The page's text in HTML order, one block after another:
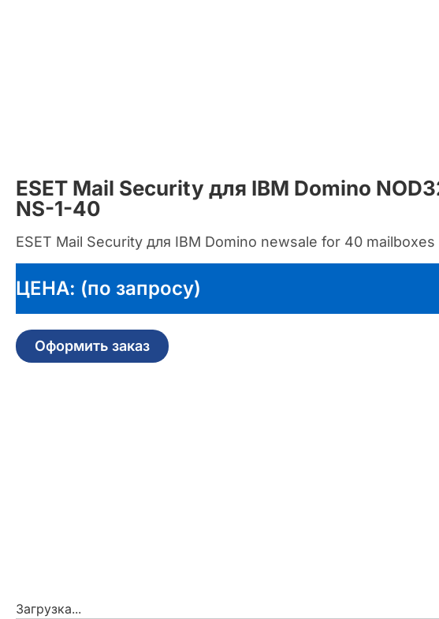
ESET Mail Security для IBM Domino
NS-1-40
ESET Mail Security для IBM Domino newsale for 40 mailboxes
ЦЕНА: (по запросу)
Оформить заказ
Загрузка...